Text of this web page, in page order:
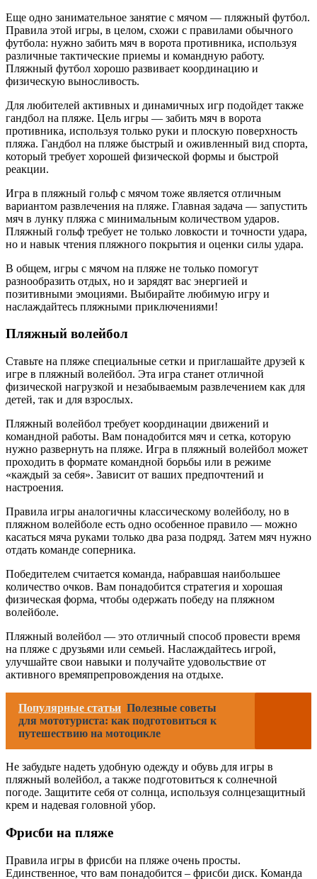
Еще одно занимательное занятие с мячом — пляжный футбол.
Правила этой игры, в целом, схожи с правилами обычного
футбола: нужно забить мяч в ворота противника, используя
различные тактические приемы и командную работу.
Пляжный футбол хорошо развивает координацию и
физическую выносливость.
Для любителей активных и динамичных игр подойдет также
гандбол на пляже. Цель игры — забить мяч в ворота
противника, используя только руки и плоскую поверхность
пляжа. Гандбол на пляже быстрый и оживленный вид спорта,
который требует хорошей физической формы и быстрой
реакции.
Игра в пляжный гольф с мячом тоже является отличным
вариантом развлечения на пляже. Главная задача — запустить
мяч в лунку пляжа с минимальным количеством ударов.
Пляжный гольф требует не только ловкости и точности удара,
но и навык чтения пляжного покрытия и оценки силы удара.
В общем, игры с мячом на пляже не только помогут
разнообразить отдых, но и зарядят вас энергией и
позитивными эмоциями. Выбирайте любимую игру и
наслаждайтесь пляжными приключениями!
Пляжный волейбол
Ставьте на пляже специальные сетки и приглашайте друзей к
игре в пляжный волейбол. Эта игра станет отличной
физической нагрузкой и незабываемым развлечением как для
детей, так и для взрослых.
Пляжный волейбол требует координации движений и
командной работы. Вам понадобится мяч и сетка, которую
нужно развернуть на пляже. Игра в пляжный волейбол может
проходить в формате командной борьбы или в режиме
«каждый за себя». Зависит от ваших предпочтений и
настроения.
Правила игры аналогичны классическому волейболу, но в
пляжном волейболе есть одно особенное правило — можно
касаться мяча руками только два раза подряд. Затем мяч нужно
отдать команде соперника.
Победителем считается команда, набравшая наибольшее
количество очков. Вам понадобится стратегия и хорошая
физическая форма, чтобы одержать победу на пляжном
волейболе.
Пляжный волейбол — это отличный способ провести время
на пляже с друзьями или семьей. Наслаждайтесь игрой,
улучшайте свои навыки и получайте удовольствие от
активного времяпрепровождения на отдыхе.
Популярные статьи Полезные советы
для мототуриста: как подготовиться к
путешествию на мотоцикле
Не забудьте надеть удобную одежду и обувь для игры в
пляжный волейбол, а также подготовиться к солнечной
погоде. Защитите себя от солнца, используя солнцезащитный
крем и надевая головной убор.
Фрисби на пляже
Правила игры в фрисби на пляже очень просты.
Единственное, что вам понадобится – фрисби диск. Команда